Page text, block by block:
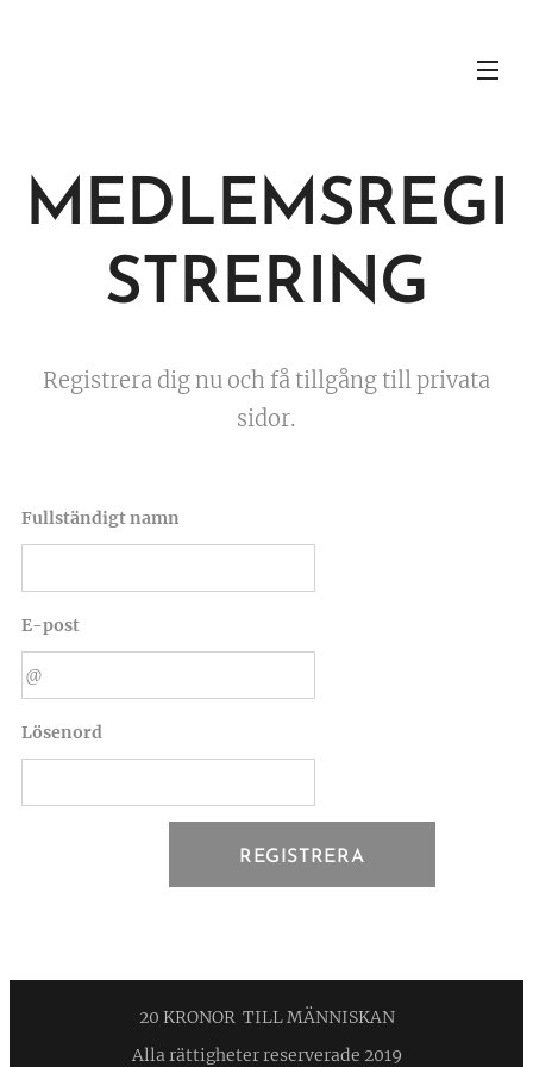
MEDLEMSREGI
STRERING
Registrera dig nu och få tillgång till privata
sidor.
Fullständigt namn
E-post
Lösenord
REGISTRERA
20 KRONOR TILL MÄNNISKAN
Alla rättigheter reserverade 2019